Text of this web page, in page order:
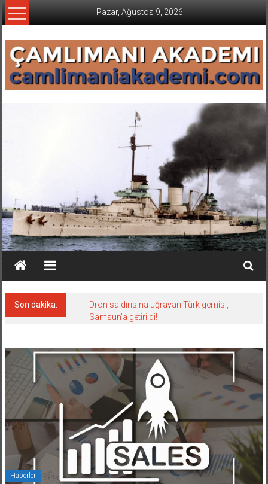
İçeriğe
geç
Pazar, Ağustos 9, 2026
Son dakika:
Dron saldırısına uğrayan Türk gemisi,
Samsun’a getirildi!
Haberler